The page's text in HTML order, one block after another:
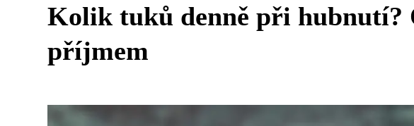
Kolik tuků denně při hubnutí?
příjmem